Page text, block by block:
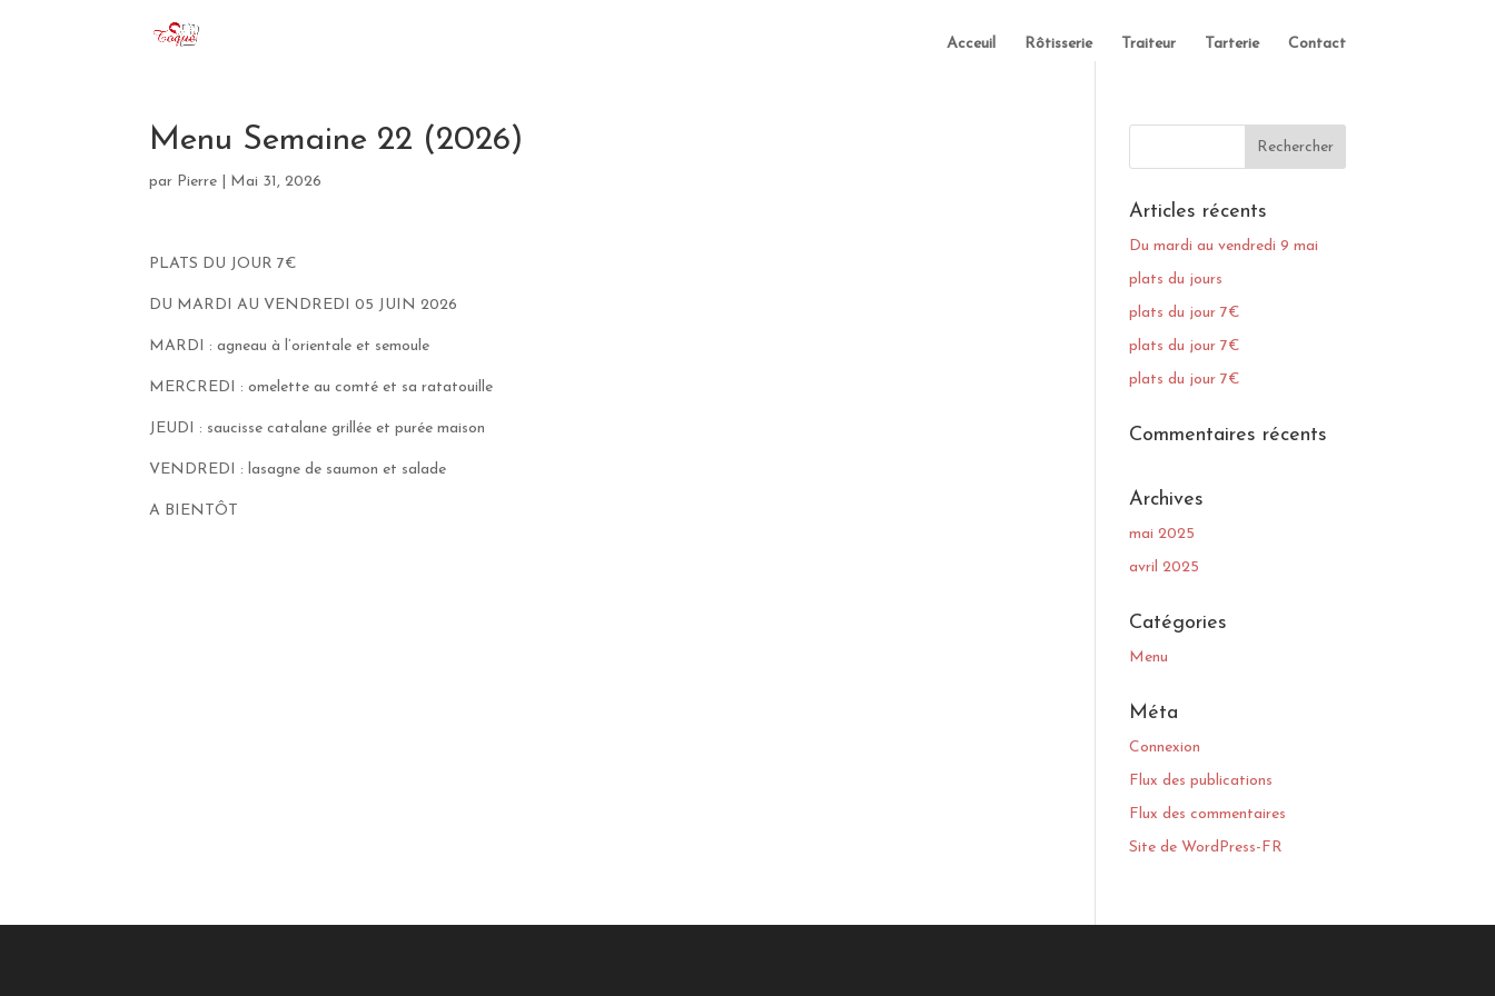
Acceuil Rôtisserie Traiteur Tarterie Contact
Menu Semaine 22 (2026)
par Pierre Mai 31, 2026
PLATS DU JOUR 7€
DU MARDI AU VENDREDI 05 JUIN 2026
MARDI : agneau à l’orientale et semoule
MERCREDI : omelette au comté et sa ratatouille
JEUDI : saucisse catalane grillée et purée maison
VENDREDI : lasagne de saumon et salade
A BIENTÔT
Articles récents
Du mardi au vendredi 9 mai
plats du jours
plats du jour 7€
plats du jour 7€
plats du jour 7€
Commentaires récents
Archives
mai 2025
avril 2025
Catégories
Menu
Méta
Connexion
Flux des publications
Flux des commentaires
Site de WordPress-FR